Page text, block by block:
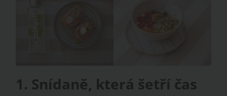
1. Snídaně, která šetří čas